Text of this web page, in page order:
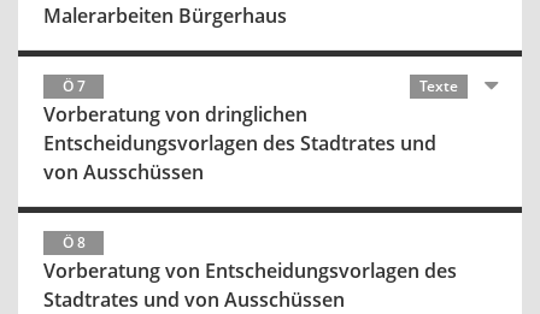
Malerarbeiten Bürgerhaus
Ö 7 Texte
Vorberatung von dringlichen
Entscheidungsvorlagen des Stadtrates und
von Ausschüssen
Ö 8
Vorberatung von Entscheidungsvorlagen des
Stadtrates und von Ausschüssen